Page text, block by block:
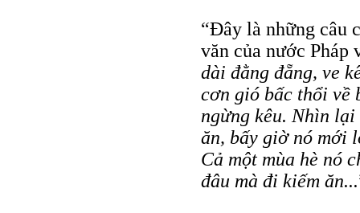
“Ðây là những câu
văn của nước
dài đằng đẵng, ve
cơn gió bấc thổi về
ngừng kêu. Nhìn
ăn, bấy giờ nó mới
Cả một mùa hè nó
đâu mà đi kiếm ăn...